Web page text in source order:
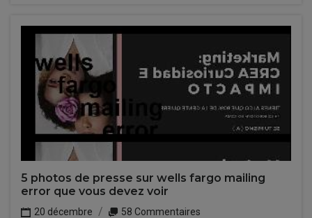
5 photos de presse sur wells fargo mailing
error que vous devez voir
20 décembre
58 Commentaires